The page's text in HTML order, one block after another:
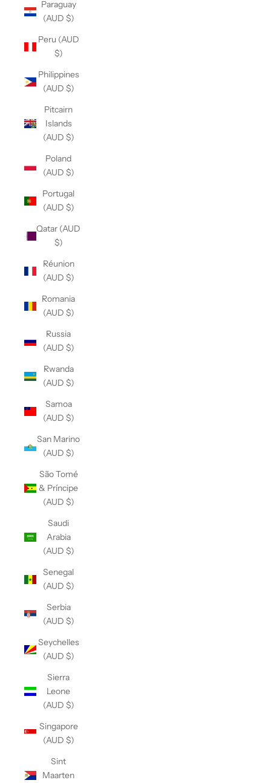
Paraguay
(AUD $)
Peru (AUD
$)
Philippines
(AUD $)
Pitcairn
Islands
(AUD $)
Poland
(AUD $)
Portugal
(AUD $)
Qatar (AUD
$)
Réunion
(AUD $)
Romania
(AUD $)
Russia
(AUD $)
Rwanda
(AUD $)
Samoa
(AUD $)
San Marino
(AUD $)
São Tomé
& Príncipe
(AUD $)
Saudi
Arabia
(AUD $)
Senegal
(AUD $)
Serbia
(AUD $)
Seychelles
(AUD $)
Sierra
Leone
(AUD $)
Singapore
(AUD $)
Sint
Maarten